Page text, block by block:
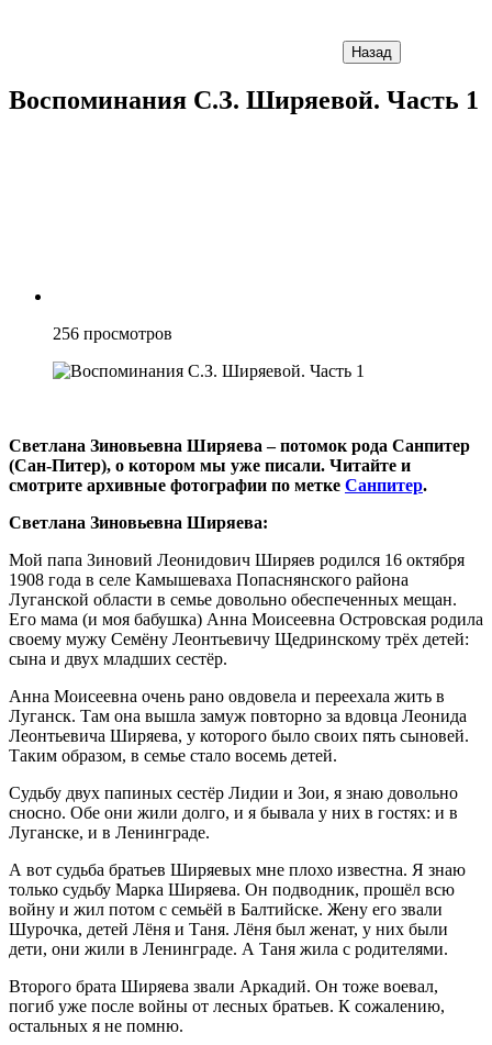
Назад
Воспоминания С.З. Ширяевой. Часть 1
256 просмотров
Светлана Зиновьевна Ширяева – потомок рода Санпитер
(Сан-Питер), о котором мы уже писали. Читайте и
смотрите архивные фотографии по метке Санпитер.
Светлана Зиновьевна Ширяева:
Мой папа Зиновий Леонидович Ширяев родился 16 октября
1908 года в селе Камышеваха Попаснянского района
Луганской области в семье довольно обеспеченных мещан.
Его мама (и моя бабушка) Анна Моисеевна Островская родила
своему мужу Семёну Леонтьевичу Щедринскому трёх детей:
сына и двух младших сестёр.
Анна Моисеевна очень рано овдовела и переехала жить в
Луганск. Там она вышла замуж повторно за вдовца Леонида
Леонтьевича Ширяева, у которого было своих пять сыновей.
Таким образом, в семье стало восемь детей.
Судьбу двух папиных сестёр Лидии и Зои, я знаю довольно
сносно. Обе они жили долго, и я бывала у них в гостях: и в
Луганске, и в Ленинграде.
А вот судьба братьев Ширяевых мне плохо известна. Я знаю
только судьбу Марка Ширяева. Он подводник, прошёл всю
войну и жил потом с семьёй в Балтийске. Жену его звали
Шурочка, детей Лёня и Таня. Лёня был женат, у них были
дети, они жили в Ленинграде. А Таня жила с родителями.
Второго брата Ширяева звали Аркадий. Он тоже воевал,
погиб уже после войны от лесных братьев. К сожалению,
остальных я не помню.